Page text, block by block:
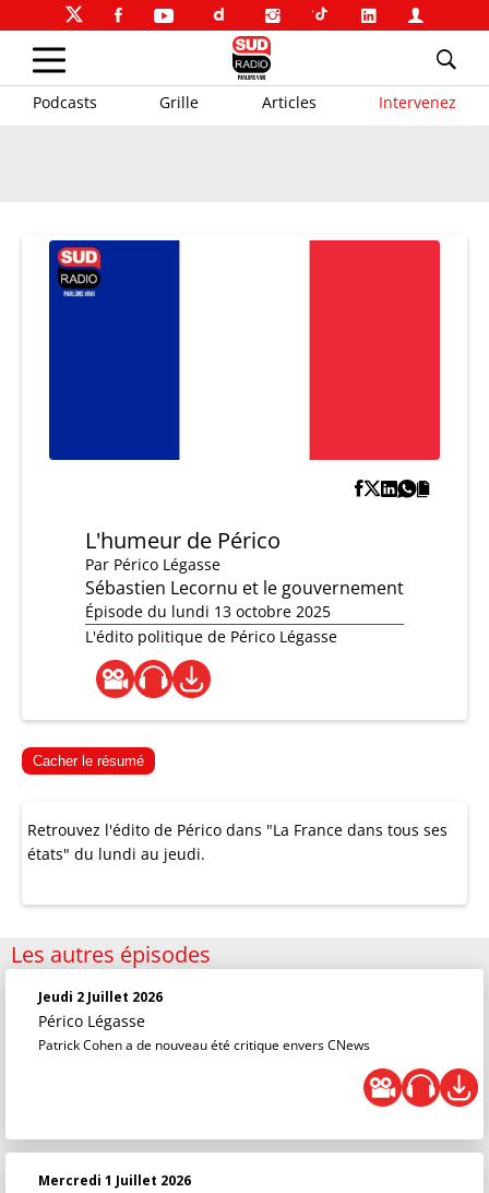
Podcasts Grille Articles Intervenez
L'humeur de Périco
Par Périco Légasse
Sébastien Lecornu et le gouvernement
Épisode du lundi 13 octobre 2025
L'édito politique de Périco Légasse
Cacher le résumé
Retrouvez l'édito de Périco dans "La France dans tous ses
états" du lundi au jeudi.
Les autres épisodes
Jeudi 2 Juillet 2026
Périco Légasse
Patrick Cohen a de nouveau été critique envers CNews
Mercredi 1 Juillet 2026